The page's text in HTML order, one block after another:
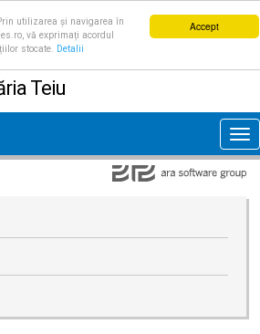
Accept
utilizarea și navigarea în
vă exprimați acordul
stocate.
Detalii
Teiu